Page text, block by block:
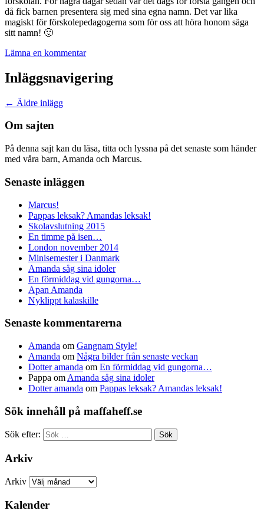
då fick barnen presentera sig med sina egna namn. Det var lika
magiskt för förskolepedagogerna som för oss att höra honom säga
sitt namn! 🙂
Lämna en kommentar
Inläggsnavigering
← Äldre inlägg
Om sajten
På denna sajt kan du läsa, titta och lyssna på det senaste som händer
med våra barn, Amanda och Marcus.
Senaste inläggen
Marcus!
Pappas leksak? Amandas leksak!
Skolavslutning 2015
En timme på isen…
London november 2014
Minisemester i Danmark
Amanda såg sina idoler
En förmiddag vid gungorna…
Apan Amanda
Nyklippt kalaskille
Senaste kommentarerna
Amanda om Gangnam Style!
Amanda om Några bilder från senaste veckan
Dotter amanda om En förmiddag vid gungorna…
Pappa om Amanda såg sina idoler
Dotter amanda om Pappas leksak? Amandas leksak!
Sök innehåll på maffaheff.se
Sök efter:
Arkiv
Arkiv
Kalender